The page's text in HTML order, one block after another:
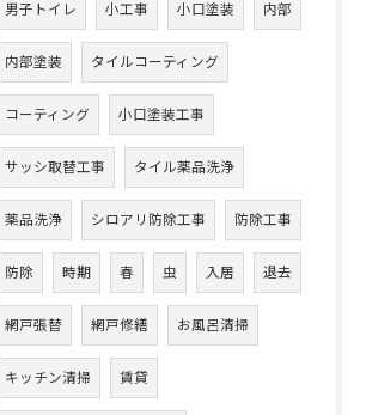
男子トイレ 小工事 小口塗装 内部
内部塗装 タイルコーティング
コーティング 小口塗装工事
サッシ取替工事 タイル薬品洗浄
薬品洗浄 シロアリ防除工事 防除工事
防除 時期 春 虫 入居 退去
網戸張替 網戸修繕 お風呂清掃
キッチン清掃 賃貸